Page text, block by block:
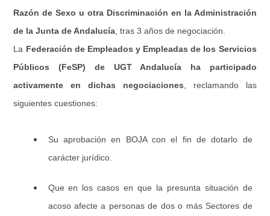
Razón de Sexo u otra Discriminación en la Administración
de la Junta de Andalucía , tras 3 años de negociación.
La Federación de Empleados y Empleadas de los Servicios
Públicos (FeSP) de UGT Andalucía ha participado
activamente en dichas negociaciones , reclamando las
siguientes cuestiones:
Su aprobación en BOJA con el fin de dotarlo de
carácter jurídico.
Que en los casos en que la presunta situación de
acoso afecte a personas de dos o más Sectores de